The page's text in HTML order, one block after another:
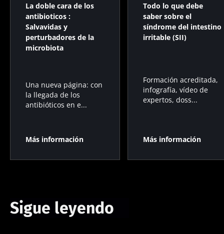
La doble cara de los
antibioticos :
Salvavidas y
perturbadores de la
microbiota
Una nueva página: con
la llegada de los
antibióticos en e...
Más información
Todo lo que debe
saber sobre el
síndrome del intestino
irritable (SII)
Formación acreditada,
infografía, vídeo de
expertos, doss...
Más información
Sigue leyendo